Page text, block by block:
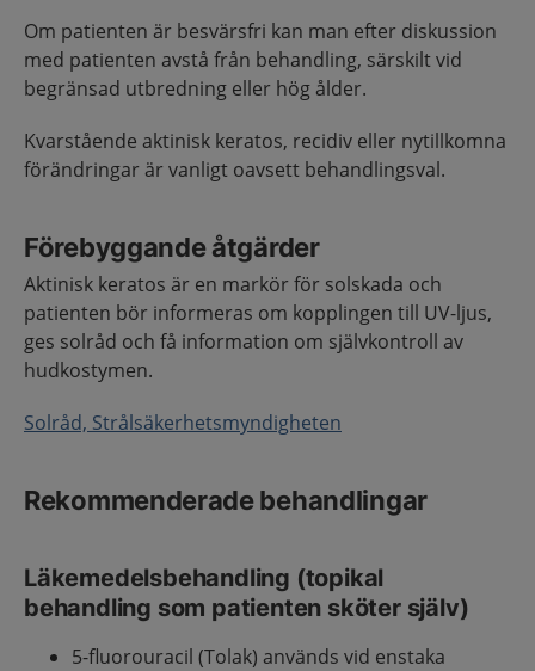
Om patienten är besvärsfri kan man efter diskussion
med patienten avstå från behandling, särskilt vid
begränsad utbredning eller hög ålder.
Kvarstående aktinisk keratos, recidiv eller nytillkomna
förändringar är vanligt oavsett behandlingsval.
Förebyggande åtgärder
Aktinisk keratos är en markör för solskada och
patienten bör informeras om kopplingen till UV-ljus,
ges solråd och få information om självkontroll av
hudkostymen.
Solråd, Strålsäkerhetsmyndigheten
Rekommenderade behandlingar
Läkemedelsbehandling (topikal
behandling som patienten sköter själv)
5-fluorouracil (Tolak) används vid enstaka